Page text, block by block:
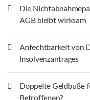
Die
AGB bleibt wirksam
Anfechtbarkeit von
Insolvenzantrages
Doppelte Geldbuße
Betroffenen?